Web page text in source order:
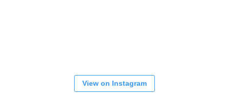
View on Instagram